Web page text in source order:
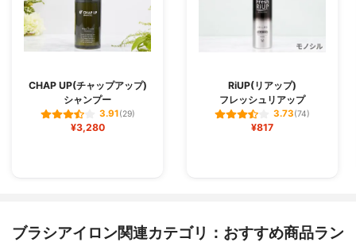
CHAP UP(チャップアップ)
シャンプー
3.91(29)
¥3,280
RiUP(リアップ)
フレッシュリアップ
3.73(74)
¥817
ブラシアイロン関連カテゴリ：おすすめ商品ラン